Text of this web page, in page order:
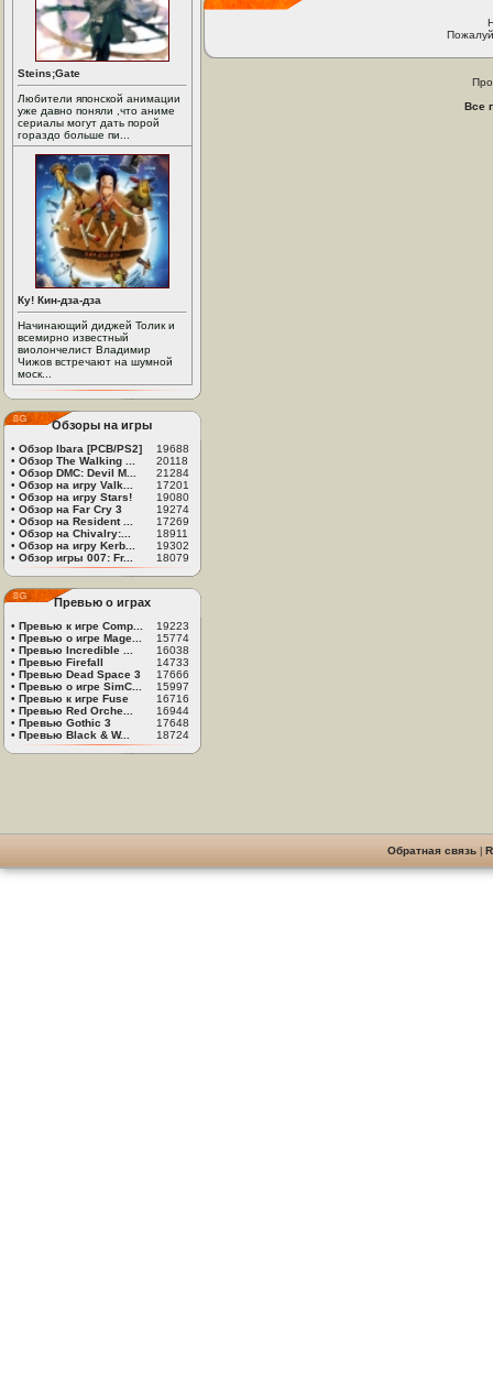
Steins;Gate
Любители японской анимации
уже давно поняли ,что аниме
сериалы могут дать порой
гораздо больше пи...
Ку! Кин-дза-дза
Начинающий диджей Толик и
всемирно известный
виолончелист Владимир
Чижов встречают на шумной
моск...
Обзоры на игры
• Обзор Ibara [PCB/PS2]
19688
• Обзор The Walking ...
20118
• Обзор DMC: Devil M...
21284
• Обзор на игру Valk...
17201
• Обзор на игру Stars!
19080
• Обзор на Far Cry 3
19274
• Обзор на Resident ...
17269
• Обзор на Chivalry:...
18911
• Обзор на игру Kerb...
19302
• Обзор игры 007: Fr... 18079
Превью о играх
• Превью к игре Comp...
19223
• Превью о игре Mage...
15774
• Превью Incredible ...
16038
• Превью Firefall
14733
• Превью Dead Space 3
17666
• Превью о игре SimC...
15997
• Превью к игре Fuse
16716
• Превью Red Orche...
16944
• Превью Gothic 3
17648
• Превью Black & W... 18724
Все
Обратная связь